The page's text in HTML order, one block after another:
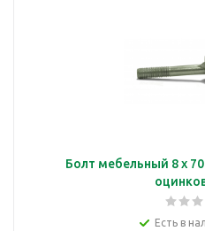
Болт мебельный 8 х
Есть в